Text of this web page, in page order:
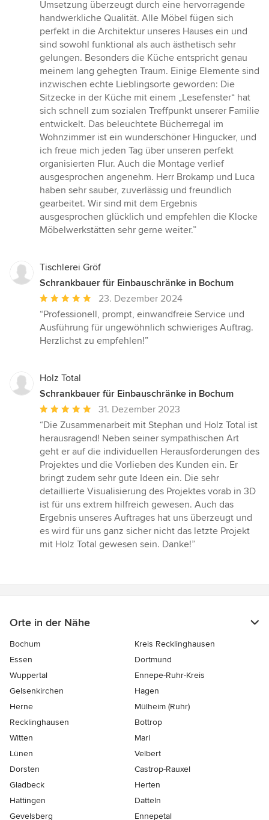
Umsetzung überzeugt durch eine hervorragende
handwerkliche Qualität. Alle Möbel fügen sich
perfekt in die Architektur unseres Hauses ein und
sind sowohl funktional als auch ästhetisch sehr
gelungen. Besonders die Küche entspricht genau
meinem lang gehegten Traum. Einige Elemente sind
inzwischen echte Lieblingsorte geworden: Die
Sitzecke in der Küche mit einem „Lesefenster“ hat
sich schnell zum sozialen Treffpunkt unserer Familie
entwickelt. Das beleuchtete Bücherregal im
Wohnzimmer ist ein wunderschöner Hingucker, und
ich freue mich jeden Tag über unseren perfekt
organisierten Flur. Auch die Montage verlief
ausgesprochen angenehm. Herr Brokamp und Luca
haben sehr sauber, zuverlässig und freundlich
gearbeitet. Wir sind mit dem Ergebnis
ausgesprochen glücklich und empfehlen die Klocke
Möbelwerkstätten sehr gerne weiter.”
Tischlerei Gröf
Schrankbauer für Einbauschränke in Bochum
Durchschnittliche
Bewertung:
5
von
23. Dezember 2024
“Professionell, prompt, einwandfreie Service und
Ausführung für ungewöhnlich schwieriges Auftrag.
Herzlichst zu empfehlen!”
Holz Total
Schrankbauer für Einbauschränke in Bochum
Durchschnittliche
Bewertung:
5
von
5
Sternen
31. Dezember 2023
“Die Zusammenarbeit mit Stephan und Holz Total ist
herausragend! Neben seiner sympathischen Art
geht er auf die individuellen Herausforderungen des
Projektes und die Vorlieben des Kunden ein. Er
bringt zudem sehr gute Ideen ein. Die sehr
detaillierte Visualisierung des Projektes vorab in 3D
ist für uns extrem hilfreich gewesen. Auch das
Ergebnis unseres Auftrages hat uns überzeugt und
es wird für uns ganz sicher nicht das letzte Projekt
mit Holz Total gewesen sein. Danke!”
Orte in der Nähe
Bochum
Kreis Recklinghausen
Essen
Dortmund
Wuppertal
Ennepe-Ruhr-Kreis
Gelsenkirchen
Hagen
Herne
Mülheim (Ruhr)
Recklinghausen
Bottrop
Witten
Marl
Lünen
Velbert
Dorsten
Castrop-Rauxel
Gladbeck
Herten
Hattingen
Datteln
Gevelsberg
Ennepetal